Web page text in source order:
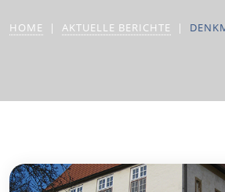
HOME AKTUELLE BERICHTE